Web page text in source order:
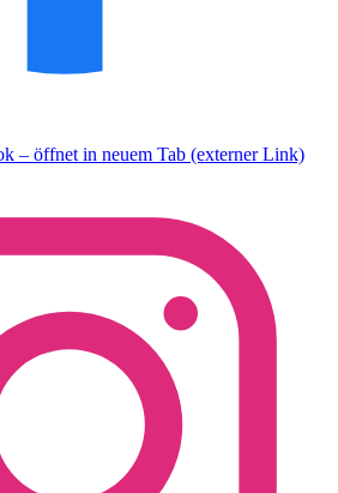
– öffnet in neuem Tab (externer Link)